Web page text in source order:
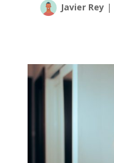
Javier Rey|